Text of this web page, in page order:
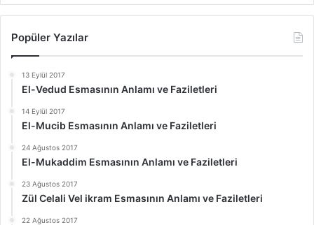
Popüler Yazılar
13 Eylül 2017
El-Vedud Esmasının Anlamı ve Faziletleri
14 Eylül 2017
El-Mucib Esmasının Anlamı ve Faziletleri
24 Ağustos 2017
El-Mukaddim Esmasının Anlamı ve Faziletleri
23 Ağustos 2017
Zül Celali Vel ikram Esmasının Anlamı ve Faziletleri
22 Ağustos 2017